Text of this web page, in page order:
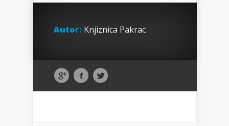
Autor: Knjiznica Pakrac